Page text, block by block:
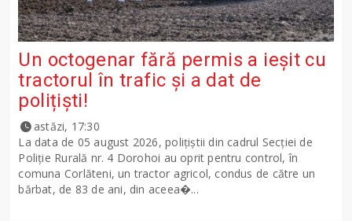
Un octogenar fără permis a ieșit cu
tractorul în trafic și a dat de
polițiști!
astăzi, 17:30
La data de 05 august 2026, polițiștii din cadrul Secției de
Poliție Rurală nr. 4 Dorohoi au oprit pentru control, în
comuna Corlăteni, un tractor agricol, condus de către un
bărbat, de 83 de ani, din aceea�...